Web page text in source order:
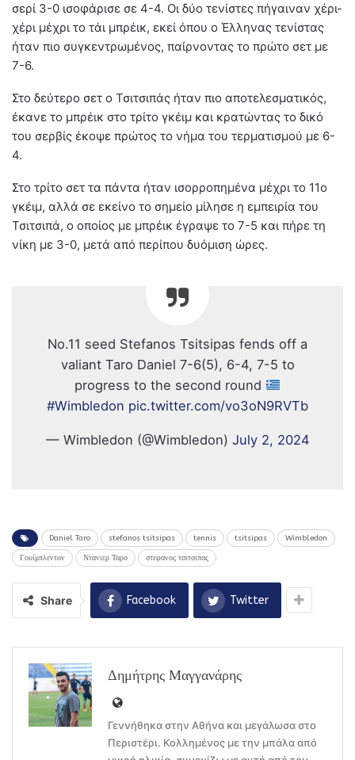
σερί 3-0 ισοφάρισε σε 4-4. Οι δύο τενίστες πήγαιναν χέρι-
χέρι μέχρι το τάι μπρέικ, εκεί όπου ο Έλληνας τενίστας
ήταν πιο συγκεντρωμένος, παίρνοντας το πρώτο σετ με
7-6.
Στο δεύτερο σετ ο Τσιτσιπάς ήταν πιο αποτελεσματικός,
έκανε το μπρέικ στο τρίτο γκέιμ και κρατώντας το δικό
του σερβίς έκοψε πρώτος το νήμα του τερματισμού με 6-
4.
Στο τρίτο σετ τα πάντα ήταν ισορροπημένα μέχρι το 11ο
γκέιμ, αλλά σε εκείνο το σημείο μίλησε η εμπειρία του
Τσιτσιπά, ο οποίος με μπρέικ έγραψε το 7-5 και πήρε τη
νίκη με 3-0, μετά από περίπου δυόμιση ώρες.
No.11 seed Stefanos Tsitsipas fends off a
valiant Taro Daniel 7-6(5), 6-4, 7-5 to
progress to the second round
#Wimbledon pic.twitter.com/vo3oN9RVTb
— Wimbledon (@Wimbledon) July 2, 2024
Daniel Taro stefanos tsitsipas tennis tsitsipas Wimbledon
Γουίμπλεντον Ντανιερ Ταρο στεφανος τσιτσιπας
Share Facebook Twitter
Δημήτρης Μαγγανάρης
Γεννήθηκα στην Αθήνα και μεγάλωσα στο
Περιστέρι. Κολλημένος με την μπάλα από